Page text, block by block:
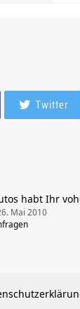
Twitter
habt Ihr
Mai 2010